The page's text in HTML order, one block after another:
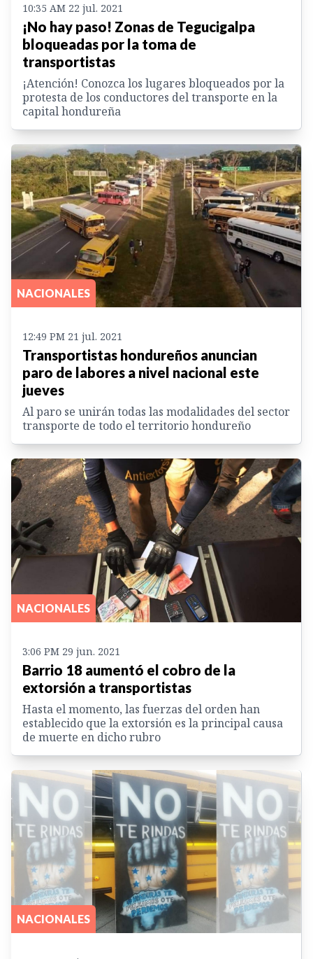
10:35 AM 22 jul. 2021
¡No hay paso! Zonas de Tegucigalpa
bloqueadas por la toma de
transportistas
¡Atención! Conozca los lugares bloqueados por la
protesta de los conductores del transporte en la
capital hondureña
NACIONALES
12:49 PM 21 jul. 2021
Transportistas hondureños anuncian
paro de labores a nivel nacional este
jueves
Al paro se unirán todas las modalidades del sector
transporte de todo el territorio hondureño
NACIONALES
3:06 PM 29 jun. 2021
Barrio 18 aumentó el cobro de la
extorsión a transportistas
Hasta el momento, las fuerzas del orden han
establecido que la extorsión es la principal causa
de muerte en dicho rubro
NACIONALES